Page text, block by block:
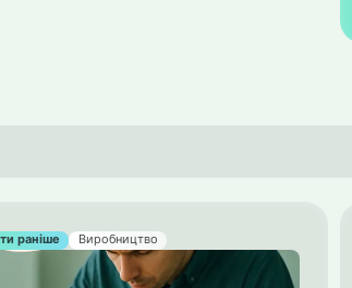
раніше Виробництво